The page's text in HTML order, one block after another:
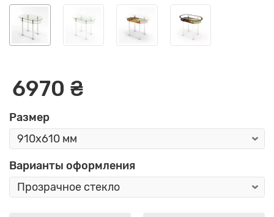
6970 ₴
Размер
Варианты оформления